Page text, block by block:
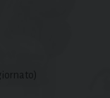
)